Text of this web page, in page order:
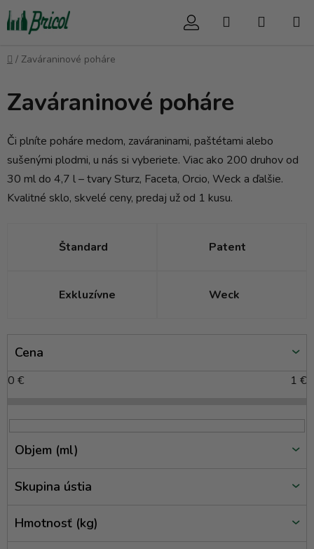
Prejsť
na
obsah
Hľadať
Domov
/ Zaváraninové poháre
Zaváraninové poháre
Či plníte poháre medom, zaváraninami, paštétami alebo
sušenými plodmi, u nás si vyberiete. Viac ako 200 druhov od
30 ml do 4,7 l – tvary Sturz, Faceta, Orcio, Weck a ďalšie.
Kvalitné sklo, skvelé ceny, predaj už od 1 kusu.
Štandard Patent
Exkluzívne Weck
Cena
0 € 1 €
Objem (ml)
Skupina ústia
Hmotnosť (kg)
V
p
s
p
d